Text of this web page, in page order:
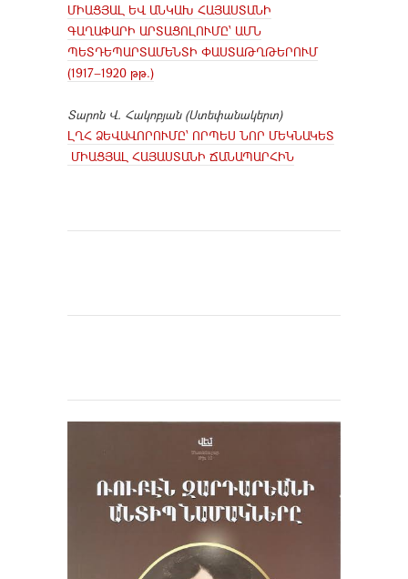
ՄԻԱՑՅԱԼ ԵՎ ԱՆԿԱԽ ՀԱՅԱՍՏԱՆԻ
ԳԱՂԱՓԱՐԻ ԱՐՏԱՑՈԼՈՒՄԸ՝ ԱՄՆ
ՊԵՏԴԵՊԱՐՏԱՄԵՆՏԻ ՓԱՍՏԱԹՂԹԵՐՈՒՄ
(1917−1920 թթ.)
Տարոն Վ. Հակոբյան (Ստեփանակերտ)
ԼՂՀ ՁԵՎԱՎՈՐՈՒՄԸ՝ ՈՐՊԵՍ ՆՈՐ ՄԵԿՆԱԿԵՏ
ՄԻԱՑՅԱԼ ՀԱՅԱՍՏԱՆԻ ՃԱՆԱՊԱՐՀԻՆ